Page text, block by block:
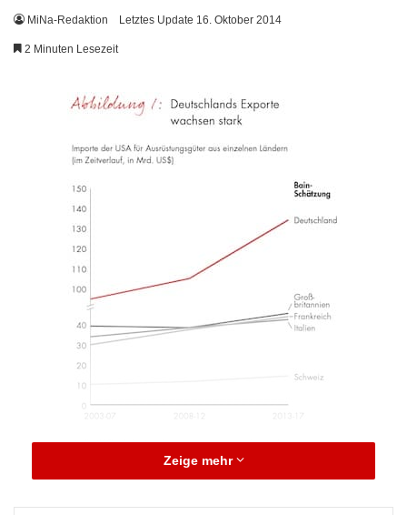
MiNa-Redaktion Letztes Update 16. Oktober 2014
2 Minuten Lesezeit
Zeige mehr